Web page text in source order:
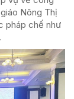
Nông Thị
pháp chế như